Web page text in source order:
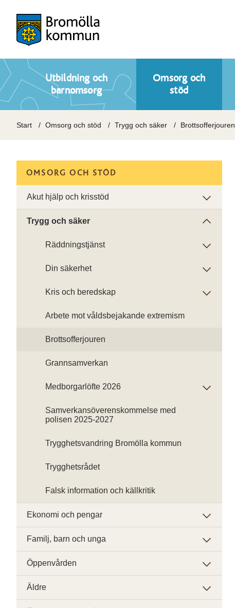
Utbildning och
barnomsorg
Omsorg och
stöd
Start Omsorg och stöd Trygg och säker Brottsofferjouren
OMSORG OCH STÖD
Akut hjälp och krisstöd
Trygg och säker
Räddningstjänst
Din säkerhet
Kris och beredskap
Arbete mot våldsbejakande extremism
Brottsofferjouren
Grannsamverkan
Medborgarlöfte 2026
Samverkansöverenskommelse med
polisen 2025-2027
Trygghetsvandring Bromölla kommun
Trygghetsrådet
Falsk information och källkritik
Ekonomi och pengar
Familj, barn och unga
Öppenvården
Äldre